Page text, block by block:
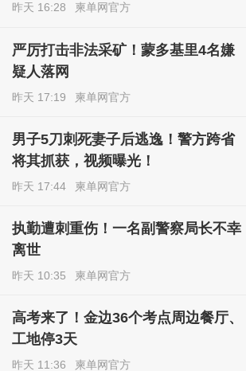
昨天 16:28 柬单网官方
严厉打击非法采矿！蒙多基里4名嫌
疑人落网
昨天 17:19 柬单网官方
男子5刀刺死妻子后逃逸！警方跨省
将其抓获，视频曝光！
昨天 17:44 柬单网官方
执勤遭刺重伤！一名副警察局长不幸
离世
昨天 10:35 柬单网官方
高考来了！金边36个考点周边餐厅、
工地停3天
昨天 11:36 柬单网官方